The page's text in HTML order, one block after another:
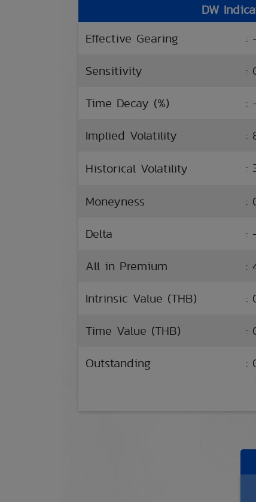
DW
Effective Gearing
:
Sensitivity
:
Time Decay (%)
:
Implied Volatility
:
Historical Volatility
:
Moneyness
:
Delta
:
All in Premium
:
Intrinsic Value (THB)
:
Time Value (THB)
:
Outstanding
: